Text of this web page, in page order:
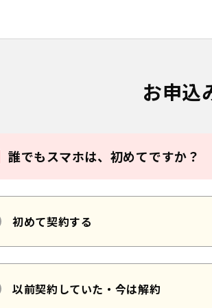
お申込
誰でもスマホは、初めてですか？
初めて契約する
以前契約していた・今は解約
ホで手軽に契約 | 【誰でもスマホ】